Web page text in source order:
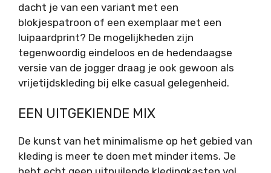
dacht je van een variant met een
blokjespatroon of een exemplaar met een
luipaardprint? De mogelijkheden zijn
tegenwoordig eindeloos en de hedendaagse
versie van de jogger draag je ook gewoon als
vrijetijdskleding bij elke casual gelegenheid.
EEN UITGEKIENDE MIX
De kunst van het minimalisme op het gebied van
kleding is meer te doen met minder items. Je